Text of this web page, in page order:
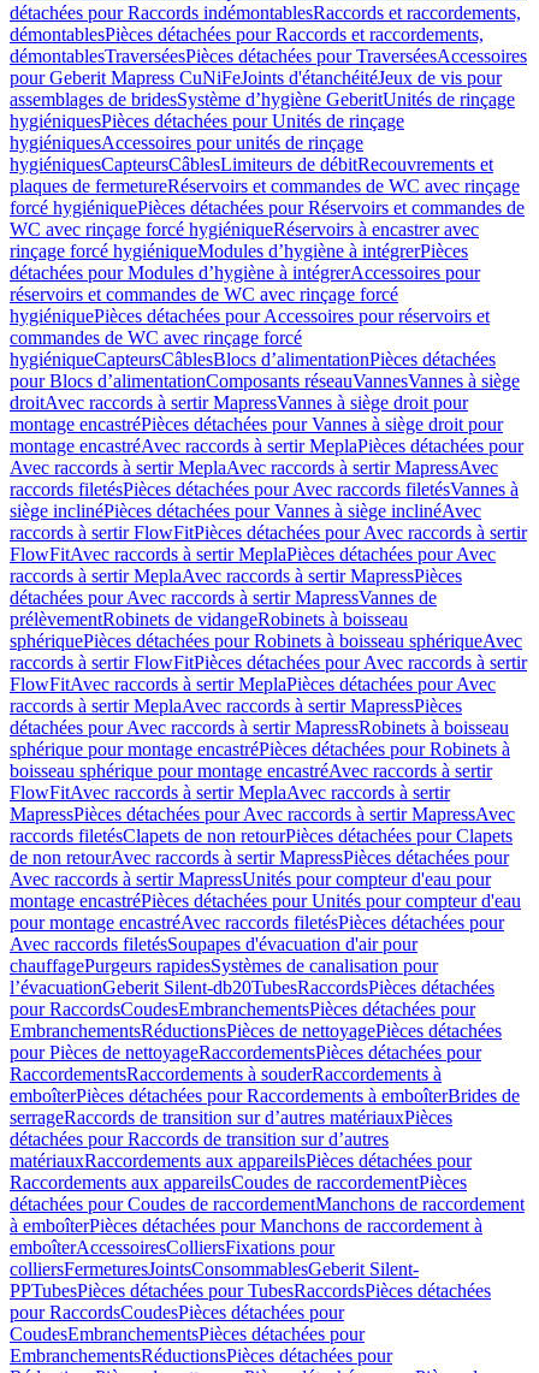
détachées pour Raccords indémontablesRaccords et raccordements,
démontablesPièces détachées pour Raccords et raccordements,
démontablesTraverséesPièces détachées pour TraverséesAccessoires
pour Geberit Mapress CuNiFeJoints d'étanchéitéJeux de vis pour
assemblages de bridesSystème d’hygiène GeberitUnités de rinçage
hygiéniquesPièces détachées pour Unités de rinçage
hygiéniquesAccessoires pour unités de rinçage
hygiéniquesCapteursCâblesLimiteurs de débitRecouvrements et
plaques de fermetureRéservoirs et commandes de WC avec rinçage
forcé hygiéniquePièces détachées pour Réservoirs et commandes de
WC avec rinçage forcé hygiéniqueRéservoirs à encastrer avec
rinçage forcé hygiéniqueModules d’hygiène à intégrerPièces
détachées pour Modules d’hygiène à intégrerAccessoires pour
réservoirs et commandes de WC avec rinçage forcé
hygiéniquePièces détachées pour Accessoires pour réservoirs et
commandes de WC avec rinçage forcé
hygiéniqueCapteursCâblesBlocs d’alimentationPièces détachées
pour Blocs d’alimentationComposants réseauVannesVannes à siège
droitAvec raccords à sertir MapressVannes à siège droit pour
montage encastréPièces détachées pour Vannes à siège droit pour
montage encastréAvec raccords à sertir MeplaPièces détachées pour
Avec raccords à sertir MeplaAvec raccords à sertir MapressAvec
raccords filetésPièces détachées pour Avec raccords filetésVannes à
siège inclinéPièces détachées pour Vannes à siège inclinéAvec
raccords à sertir FlowFitPièces détachées pour Avec raccords à sertir
FlowFitAvec raccords à sertir MeplaPièces détachées pour Avec
raccords à sertir MeplaAvec raccords à sertir MapressPièces
détachées pour Avec raccords à sertir MapressVannes de
prélèvementRobinets de vidangeRobinets à boisseau
sphériquePièces détachées pour Robinets à boisseau sphériqueAvec
raccords à sertir FlowFitPièces détachées pour Avec raccords à sertir
FlowFitAvec raccords à sertir MeplaPièces détachées pour Avec
raccords à sertir MeplaAvec raccords à sertir MapressPièces
détachées pour Avec raccords à sertir MapressRobinets à boisseau
sphérique pour montage encastréPièces détachées pour Robinets à
boisseau sphérique pour montage encastréAvec raccords à sertir
FlowFitAvec raccords à sertir MeplaAvec raccords à sertir
MapressPièces détachées pour Avec raccords à sertir MapressAvec
raccords filetésClapets de non retourPièces détachées pour Clapets
de non retourAvec raccords à sertir MapressPièces détachées pour
Avec raccords à sertir MapressUnités pour compteur d'eau pour
montage encastréPièces détachées pour Unités pour compteur d'eau
pour montage encastréAvec raccords filetésPièces détachées pour
Avec raccords filetésSoupapes d'évacuation d'air pour
chauffagePurgeurs rapidesSystèmes de canalisation pour
l’évacuationGeberit Silent-db20TubesRaccordsPièces détachées
pour RaccordsCoudesEmbranchementsPièces détachées pour
EmbranchementsRéductionsPièces de nettoyagePièces détachées
pour Pièces de nettoyageRaccordementsPièces détachées pour
RaccordementsRaccordements à souderRaccordements à
emboîterPièces détachées pour Raccordements à emboîterBrides de
serrageRaccords de transition sur d’autres matériauxPièces
détachées pour Raccords de transition sur d’autres
matériauxRaccordements aux appareilsPièces détachées pour
Raccordements aux appareilsCoudes de raccordementPièces
détachées pour Coudes de raccordementManchons de raccordement
à emboîterPièces détachées pour Manchons de raccordement à
emboîterAccessoiresColliersFixations pour
colliersFermeturesJointsConsommablesGeberit Silent-
PPTubesPièces détachées pour TubesRaccordsPièces détachées
pour RaccordsCoudesPièces détachées pour
CoudesEmbranchementsPièces détachées pour
EmbranchementsRéductionsPièces détachées pour